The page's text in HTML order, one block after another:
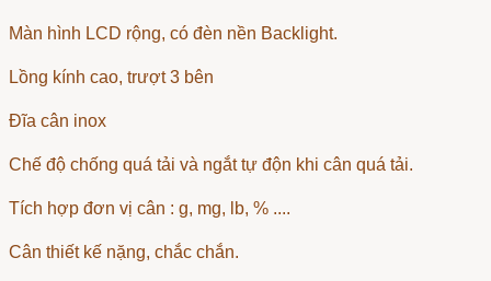
Màn hình LCD rộng, có đèn nền Backlight.
Lồng kính cao, trượt 3 bên
Đĩa cân inox
Chế độ chống quá tải và ngắt tự độn khi cân quá tải.
Tích hợp đơn vị cân : g, mg, lb, % ....
Cân thiết kế nặng, chắc chắn.